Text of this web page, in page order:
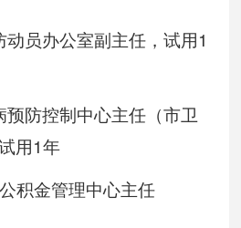
员办公室副主任，试用1
防控制中心主任（市卫
用1年
金管理中心主任